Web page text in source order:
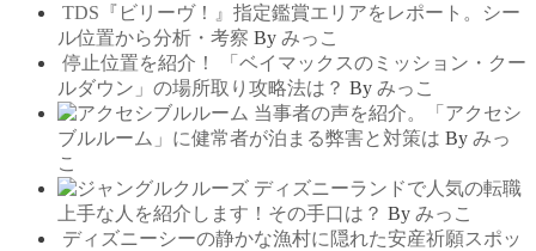
TDS『ビリーヴ！』指定鑑賞エリアをレポート。シー
ル位置から分析・考察 By みっこ
停止位置を紹介！ 「ベイマックスのミッション・クー
ルダウン」の場所取り攻略法は？ By みっこ
当事者の声を紹介。「アクセシ
ブルルーム」に健常者が泊まる弊害と対策は By みっ
こ
ディズニーランドで人気の転職
上手な人を紹介します！その手口は？ By みっこ
ディズニーシーの静かな漁村に隠れた安産祈願スポッ